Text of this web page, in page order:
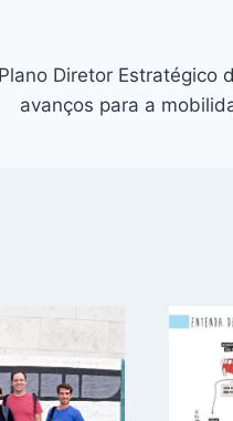
Diretor Estratégico
avanços para a